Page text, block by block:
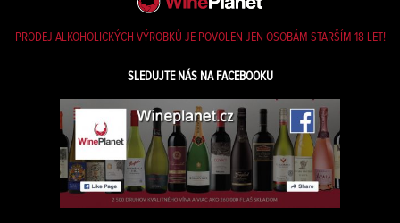
PRODEJ ALKOHOLICKÝCH VÝROBKŮ JE POVOLEN JEN OSOBÁM STARŠÍM 18 LET!
SLEDUJTE NÁS NA FACEBOOKU